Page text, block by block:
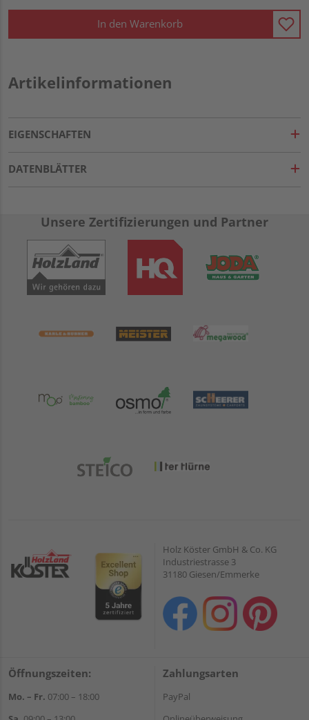
In den Warenkorb
Artikelinformationen
EIGENSCHAFTEN
DATENBLÄTTER
Unsere Zertifizierungen und Partner
Holz Köster GmbH & Co. KG
Industriestrasse 3
31180 Giesen/Emmerke
Öffnungszeiten:
Mo. – Fr. 07:00 – 18:00
Zahlungsarten
PayPal